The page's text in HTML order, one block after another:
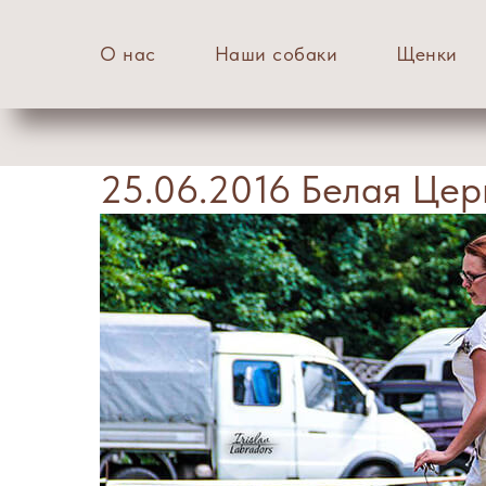
О нас Наши собаки Щенки
25.06.2016 Белая